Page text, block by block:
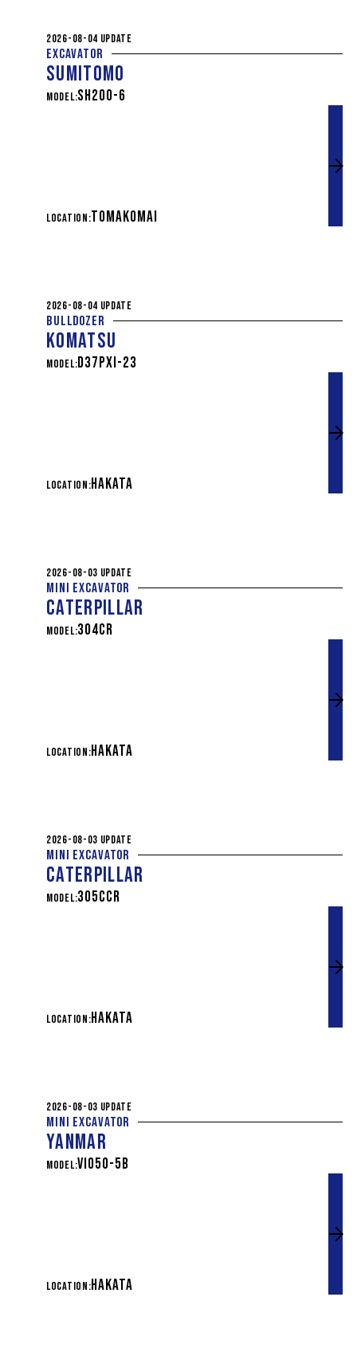
2026-08-04 UPDATE
EXCAVATOR
SUMITOMO
MODEL:SH200-6
LOCATION:TOMAKOMAI
2026-08-04 UPDATE
BULLDOZER
KOMATSU
MODEL:D37PXI-23
LOCATION:HAKATA
2026-08-03 UPDATE
MINI EXCAVATOR
CATERPILLAR
MODEL:304CR
LOCATION:HAKATA
2026-08-03 UPDATE
MINI EXCAVATOR
CATERPILLAR
MODEL:305CCR
LOCATION:HAKATA
2026-08-03 UPDATE
MINI EXCAVATOR
YANMAR
MODEL:VIO50-5B
LOCATION:HAKATA